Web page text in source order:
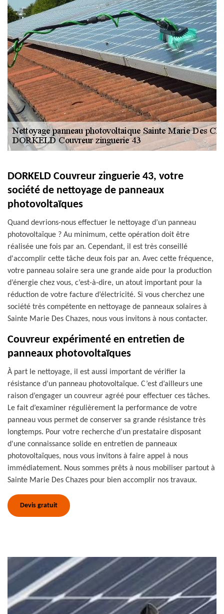
DORKELD Couvreur zinguerie 43, votre
société de nettoyage de panneaux
photovoltaïques
Quand devrions-nous effectuer le nettoyage d’un panneau
photovoltaïque ? Au minimum, cette opération doit être
réalisée une fois par an. Cependant, il est très conseillé
d'accomplir cette tâche deux fois par an. Avec cette fréquence,
votre panneau solaire sera une grande aide pour la production
d’énergie chez vous, c’est-à-dire, un atout important pour la
réduction de votre facture d’électricité. Si vous cherchez une
société très compétente en nettoyage de panneaux solaires à
Sainte Marie Des Chazes, nous vous invitons à nous contacter.
Couvreur expérimenté en entretien de
panneaux photovoltaïques
À part le nettoyage, il est aussi important de vérifier la
résistance d’un panneau photovoltaïque. C’est d’ailleurs une
raison d’engager un couvreur agréé pour effectuer ces tâches.
Le fait d’examiner régulièrement la performance de votre
panneau vous permet de conserver sa grande résistance très
longtemps. Pour votre recherche d’un prestataire disposant
d'une connaissance solide en entretien de panneaux
photovoltaïques, nous vous invitons à faire appel à nous
immédiatement. Nous sommes prêts à nous mobiliser partout à
Sainte Marie Des Chazes pour bien accomplir nos travaux.
Devis gratuit